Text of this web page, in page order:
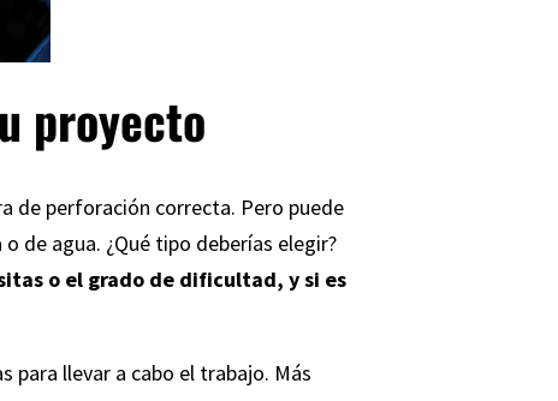
proyecto
de perforación correcta. Pero puede
de agua. ¿Qué tipo deberías elegir?
o el grado de dificultad, y si es
para llevar a cabo el trabajo. Más